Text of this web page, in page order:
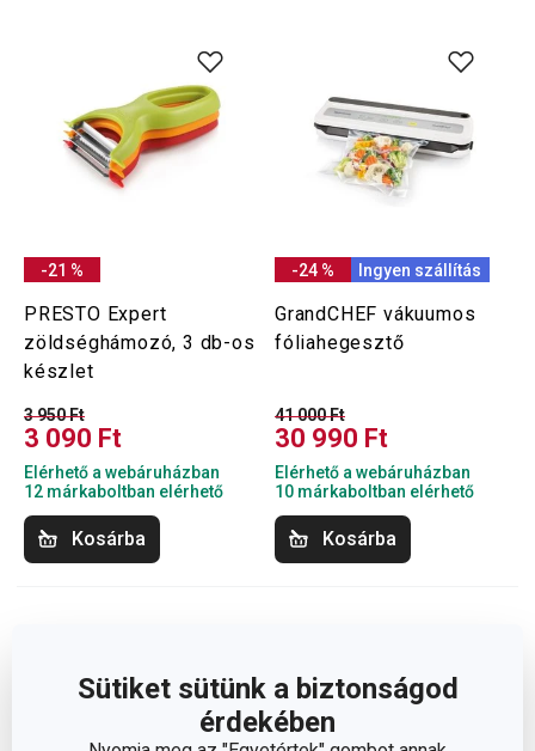
Sütiket sütünk a biztonságod
érdekében
-21 %
PRESTO Expert
zöldséghámozó, 3 db-os
készlet
3 950 Ft
3 090 Ft
Elérhető a webáruházban
12 márkaboltban elérhető
Kosárba
-24 % Ingyen szállítás
GrandCHEF vákuumos
fóliahegesztő
41 000 Ft
30 990 Ft
Elérhető a webáruházban
10 márkaboltban elérhető
Kosárba